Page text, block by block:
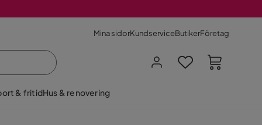
Mina sidorKundserviceButikerFöretag
& fritidHus & renovering